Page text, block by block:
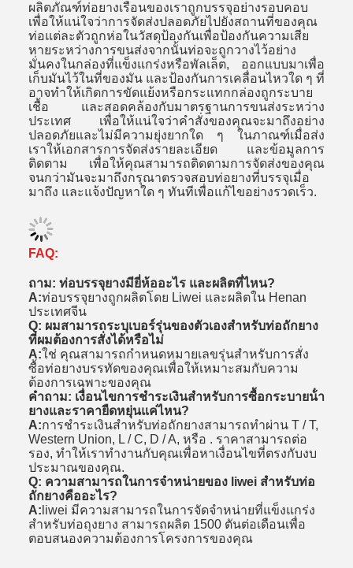
ผลิตภัณฑ์ท่อยางเรือนของเราถูกบรรจุอย่างรอบคอบ
เพื่อให้แน่ใจว่าการจัดส่งปลอดภัยไปยังสถานที่ของคุณ
ท่อแต่ละตัวถูกห่อในวัสดุป้องกันเพื่อป้องกันความเสีย
หายระหว่างการขนส่งจากนั้นท่อจะถูกวางไว้อย่าง
มั่นคงในกล่องที่แข็งแกร่งหรือพัลเล็ต, ออกแบบมาเพื่อ
เก็บมันไว้ในที่ของมัน และป้องกันการเคลื่อนไหวใด ๆ ที่
อาจทําให้เกิดการขัดแย้งหรือกระแทกกล่องถูกระบาย
เชื้อ และสอดคล้องกับมาตรฐานการขนส่งระหว่าง
ประเทศ เพื่อให้แน่ใจว่าคําสั่งของคุณจะมาถึงอย่าง
ปลอดภัยและไม่มีความยุ่งยากใด ๆ ในภาณฑ์เมื่อส่ง
เราให้เอกสารการจัดส่งรายละเอียด และข้อมูลการ
ติดตาม เพื่อให้คุณสามารถติดตามการจัดส่งของคุณ
จนกว่ามันจะมาถึงกรุณาตรวจสอบท่อยางที่บรรจุเมื่อ
มาถึง และแจ้งปัญหาใด ๆ ทันทีเพื่อแก้ไขอย่างรวดเร็ว.
FAQ:
ถาม: ท่อบรรจุยางมียี่ห้ออะไร และผลิตที่ไหน?
A:ท่อบรรจุยางถูกผลิตโดย Liwei และผลิตใน Henan
ประเทศจีน
Q: ผมสามารถระบุเบอร์รุ่นของตัวเองสําหรับท่อถักยาง
ที่ผมต้องการสั่งได้หรือไม่
A:ใช่ คุณสามารถกําหนดหมายเลขรุ่นสําหรับการสั่ง
ซื้อท่อยางบรรทัดของคุณเพื่อให้เหมาะสมกับความ
ต้องการเฉพาะของคุณ
คําถาม: เงื่อนไขการชําระเงินสําหรับการซื้อกระบายน้ํา
ยางและราคายืดหยุ่นแค่ไหน?
A:การชําระเงินสําหรับท่อถักยางสามารถทําผ่าน T / T,
Western Union, L / C, D / A, หรือ . ราคาสามารถต่อ
รอง, ทําให้เราทํางานกับคุณเพื่อหาเงื่อนไขที่ตรงกับงบ
ประมาณของคุณ.
Q: ความสามารถในการจําหน่ายของ liwei สําหรับท่อ
ถักยางคืออะไร?
A: liwei มีความสามารถในการจัดจําหน่ายที่แข็งแกร่ง
สําหรับท่อถุงยาง สามารถผลิต 1500 ตันต่อเดือนเพื่อ
ตอบสนองความต้องการโครงการของคุณ